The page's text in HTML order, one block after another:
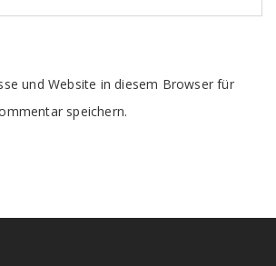
und Website in diesem Browser für
speichern.